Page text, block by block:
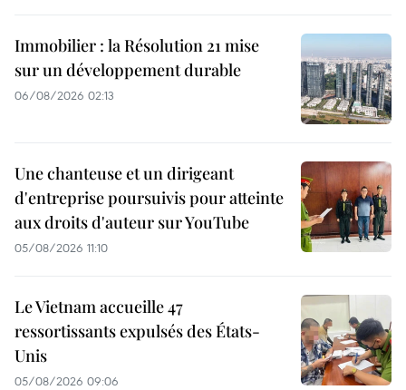
Immobilier : la Résolution 21 mise
sur un développement durable
06/08/2026 02:13
Une chanteuse et un dirigeant
d'entreprise poursuivis pour atteinte
aux droits d'auteur sur YouTube
05/08/2026 11:10
Le Vietnam accueille 47
ressortissants expulsés des États-
Unis
05/08/2026 09:06